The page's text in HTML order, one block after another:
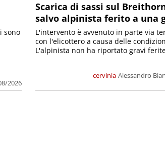
2026
sono
Scarica di sassi sul
salvo alpinista ferito a una
cervinia Alessandro
L'intervento è avvenuto in parte via
con l'elicottero a causa delle
L'alpinista non ha riportato gravi